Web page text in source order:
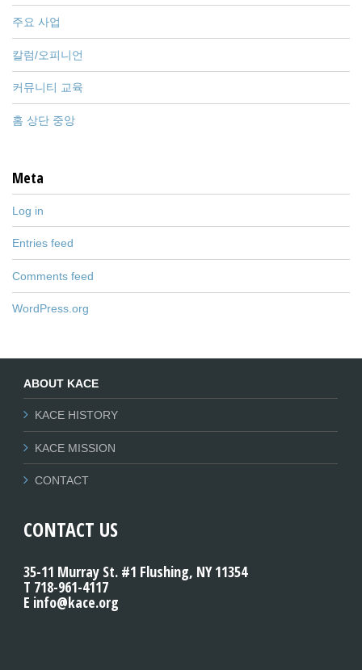
주요 사업
칼럼/오피니언
커뮤니티 교육
홈 상단 중앙
Meta
Log in
Entries feed
Comments feed
WordPress.org
ABOUT KACE
KACE HISTORY
KACE MISSION
CONTACT
CONTACT US
35-11 Murray St. #1 Flushing, NY 11354
T 718-961-4117
E info@kace.org